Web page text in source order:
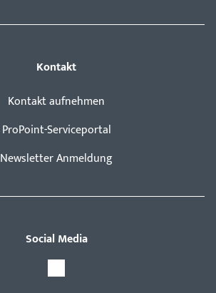
Kontakt
Kontakt aufnehmen
ProPoint-Serviceportal
Newsletter Anmeldung
Social Media